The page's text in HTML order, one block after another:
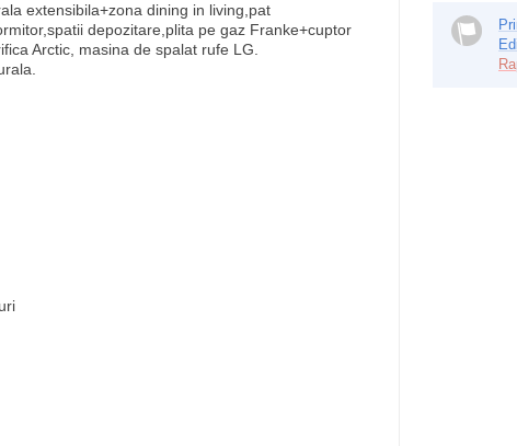
extensibila+zona dining in living,pat
depozitare,plita pe gaz Franke+cuptor
Arctic, masina de spalat rufe LG.